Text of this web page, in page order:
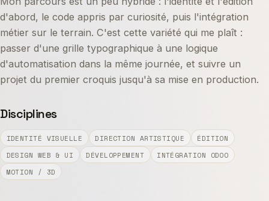
d'abord, le code appris par curiosité, puis l'intégration
métier sur le terrain. C'est cette variété qui me plaît :
passer d'une grille typographique à une logique
d'automatisation dans la même journée, et suivre un
projet du premier croquis jusqu'à sa mise en production.
Disciplines
IDENTITÉ VISUELLE DIRECTION ARTISTIQUE
ÉDITION
DESIGN WEB & UI
DÉVELOPPEMENT
INTÉGRATION ODOO
MOTION / 3D